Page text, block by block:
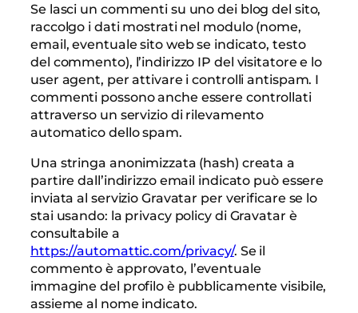
Se lasci un commenti su uno dei blog del sito,
raccolgo i dati mostrati nel modulo (nome,
email, eventuale sito web se indicato, testo
del commento), l’indirizzo IP del visitatore e lo
user agent, per attivare i controlli antispam. I
commenti possono anche essere controllati
attraverso un servizio di rilevamento
automatico dello spam.
Una stringa anonimizzata (hash) creata a
partire dall’indirizzo email indicato può essere
inviata al servizio Gravatar per verificare se lo
stai usando: la privacy policy di Gravatar è
consultabile a
https://automattic.com/privacy/. Se il
commento è approvato, l’eventuale
immagine del profilo è pubblicamente visibile,
assieme al nome indicato.